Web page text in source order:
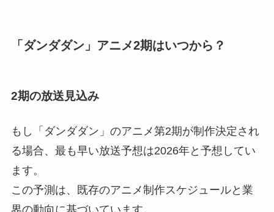
「ダンダダン」アニメ2期はいつから？
2期の放送見込み
もし「ダンダダン」のアニメ第2期が制作決定され
る場合、最も早い放送予想は2026年と予想してい
ます。
この予測は、既存のアニメ制作スケジュールと業